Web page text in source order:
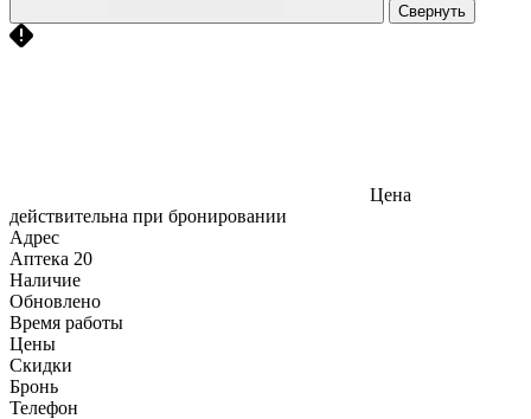
Свернуть
Цена
действительна при бронировании
Адрес
Аптека 20
Наличие
Обновлено
Время работы
Цены
Скидки
Бронь
Телефон